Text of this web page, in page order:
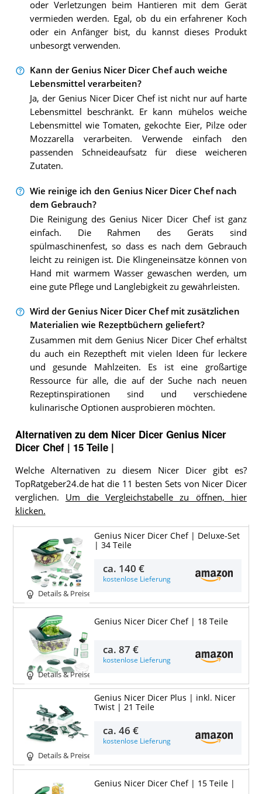
oder Verletzungen beim Hantieren mit dem Gerät
vermieden werden. Egal, ob du ein erfahrener Koch
oder ein Anfänger bist, du kannst dieses Produkt
unbesorgt verwenden.
Kann der Genius Nicer Dicer Chef auch weiche
Lebensmittel verarbeiten?
Ja, der Genius Nicer Dicer Chef ist nicht nur auf harte
Lebensmittel beschränkt. Er kann mühelos weiche
Lebensmittel wie Tomaten, gekochte Eier, Pilze oder
Mozzarella verarbeiten. Verwende einfach den
passenden Schneideaufsatz für diese weicheren
Zutaten.
Wie reinige ich den Genius Nicer Dicer Chef nach
dem Gebrauch?
Die Reinigung des Genius Nicer Dicer Chef ist ganz
einfach. Die Rahmen des Geräts sind
spülmaschinenfest, so dass es nach dem Gebrauch
leicht zu reinigen ist. Die Klingeneinsätze können von
Hand mit warmem Wasser gewaschen werden, um
eine gute Pflege und Langlebigkeit zu gewährleisten.
Wird der Genius Nicer Dicer Chef mit zusätzlichen
Materialien wie Rezeptbüchern geliefert?
Zusammen mit dem Genius Nicer Dicer Chef erhältst
du auch ein Rezeptheft mit vielen Ideen für leckere
und gesunde Mahlzeiten. Es ist eine großartige
Ressource für alle, die auf der Suche nach neuen
Rezeptinspirationen sind und verschiedene
kulinarische Optionen ausprobieren möchten.
Alternativen zu dem Nicer Dicer Genius Nicer
Dicer Chef | 15 Teile |
Welche Alternativen zu diesem Nicer Dicer gibt es?
TopRatgeber24.de hat die 11 besten Sets von Nicer Dicer
verglichen. Um die Vergleichstabelle zu öffnen, hier
klicken.
Details & Preise
Genius Nicer Dicer Chef | Deluxe-Set
| 34 Teile
ca. 140 €
kostenlose Lieferung
Details & Preise
Genius Nicer Dicer Chef | 18 Teile
ca.87 €
kostenlose Lieferung
Details & Preise
Genius Nicer Dicer Plus | inkl. Nicer
Twist | 21 Teile
ca.46 €
kostenlose Lieferung
Genius Nicer Dicer Chef | 15 Teile |